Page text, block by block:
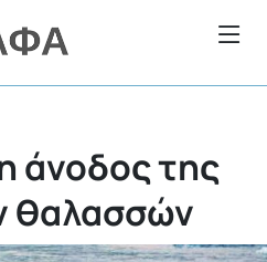
άνοδος της
θαλασσών